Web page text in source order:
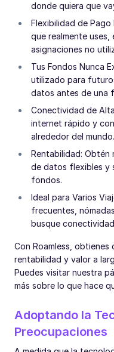
donde quiera que
Flexibilidad de
que realmente
asignaciones no
Tus Fondos Nunca
utilizado para
datos antes de una
Conectividad de
internet rápido y
alrededor del mundo.
Rentabilidad: Obtén
de datos flexibles y
fondos.
Ideal para Varios
frecuentes,
busque
Con Roamless,
rentabilidad y valor a
Puedes visitar nuestra
más sobre lo que hace
Adoptando la
Preocupaciones